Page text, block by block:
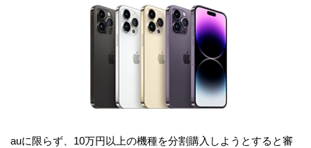
auに限らず、10万円以上の機種を分割購入しようとすると審